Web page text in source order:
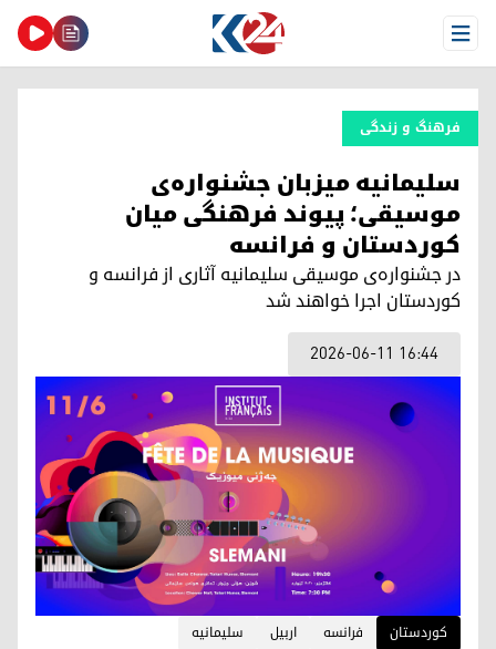
Open Menu
فرهنگ و زندگی
سلیمانیە میزبان جشنواره‌ی
موسیقی؛ پیوند فرهنگی میان
کوردستان و فرانسه
در جشنواره‌ی موسیقی سلیمانیه آثاری از فرانسه و
کوردستان اجرا خواهند شد
2026-06-11 16:44
کوردستان فرانسه اربیل سلیمانیه